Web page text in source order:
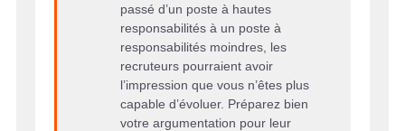
passé d’un poste à hautes
responsabilités à un poste à
responsabilités moindres, les
recruteurs pourraient avoir
l’impression que vous n’êtes plus
capable d’évoluer. Préparez bien
votre argumentation pour leur